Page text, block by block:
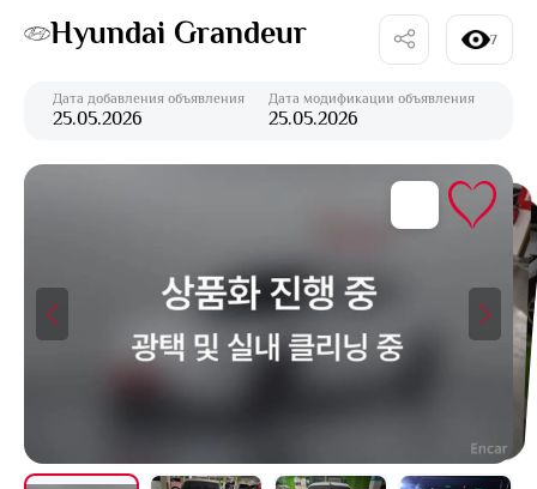
Hyundai Grandeur 7
Дата добавления объявления
25.05.2026
Дата модификации объявления
25.05.2026